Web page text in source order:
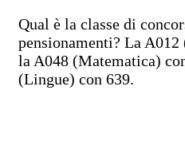
Qual è la classe di
pensionamenti? La
la A048 (Matematica)
(Lingue) con 639.